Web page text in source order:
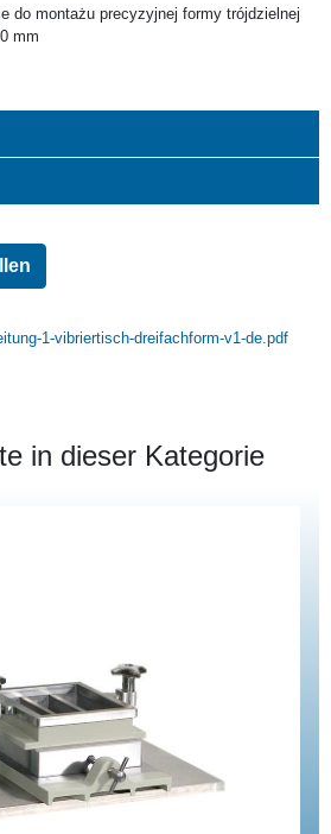
do montażu precyzyjnej formy trójdzielnej
mm
1-vibriertisch-dreifachform-v1-de.pdf
in dieser Kategorie